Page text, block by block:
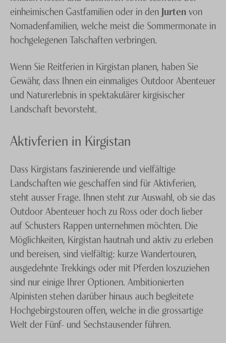
einheimischen Gastfamilien oder in den Jurtenvon
Nomadenfamilien, welche meist die Sommermonate in
hochgelegenen Talschaften verbringen.
Wenn Sie Reitferien in Kirgistan planen, haben Sie
Gewähr, dass Ihnen ein einmaliges Outdoor Abenteuer
und Naturerlebnis in spektakulärer kirgisischer
Landschaft bevorsteht.
Aktivferien in Kirgistan
Dass Kirgistans faszinierende und vielfältige
Landschaften wie geschaffen sind für Aktivferien,
steht ausser Frage. Ihnen steht zur Auswahl, ob sie das
Outdoor Abenteuer hoch zu Ross oder doch lieber
auf Schusters Rappen unternehmen möchten. Die
Möglichkeiten, Kirgistan hautnah und aktiv zu erleben
und bereisen, sind vielfältig: kurze Wandertouren,
ausgedehnte Trekkings oder mit Pferden loszuziehen
sind nur einige Ihrer Optionen. Ambitionierten
Alpinisten stehen darüber hinaus auch begleitete
Hochgebirgstouren offen, welche in die grossartige
Welt der Fünf- und Sechstausender führen.